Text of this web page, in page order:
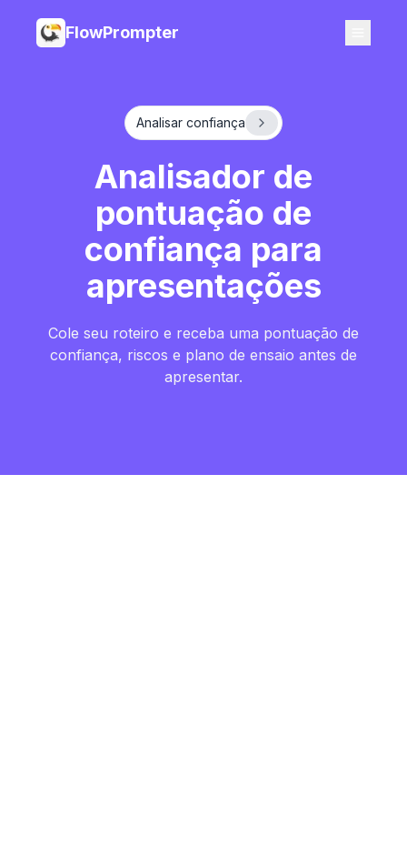
FlowPrompter
Analisar confiança
Analisador de
pontuação de
confiança para
apresentações
Cole seu roteiro e receba uma pontuação de
confiança, riscos e plano de ensaio antes de
apresentar.